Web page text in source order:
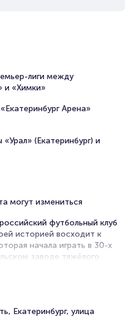
лиги между
и «Химки»
Арена»
(Екатеринбург) и
могут измениться
футбольный клуб
историей восходит к
начала играть в 30-х
заводе тяжёлого
цветов – черного и
лиги СССР. В новейшей
занимал восьмое место в
Екатеринбург, улица